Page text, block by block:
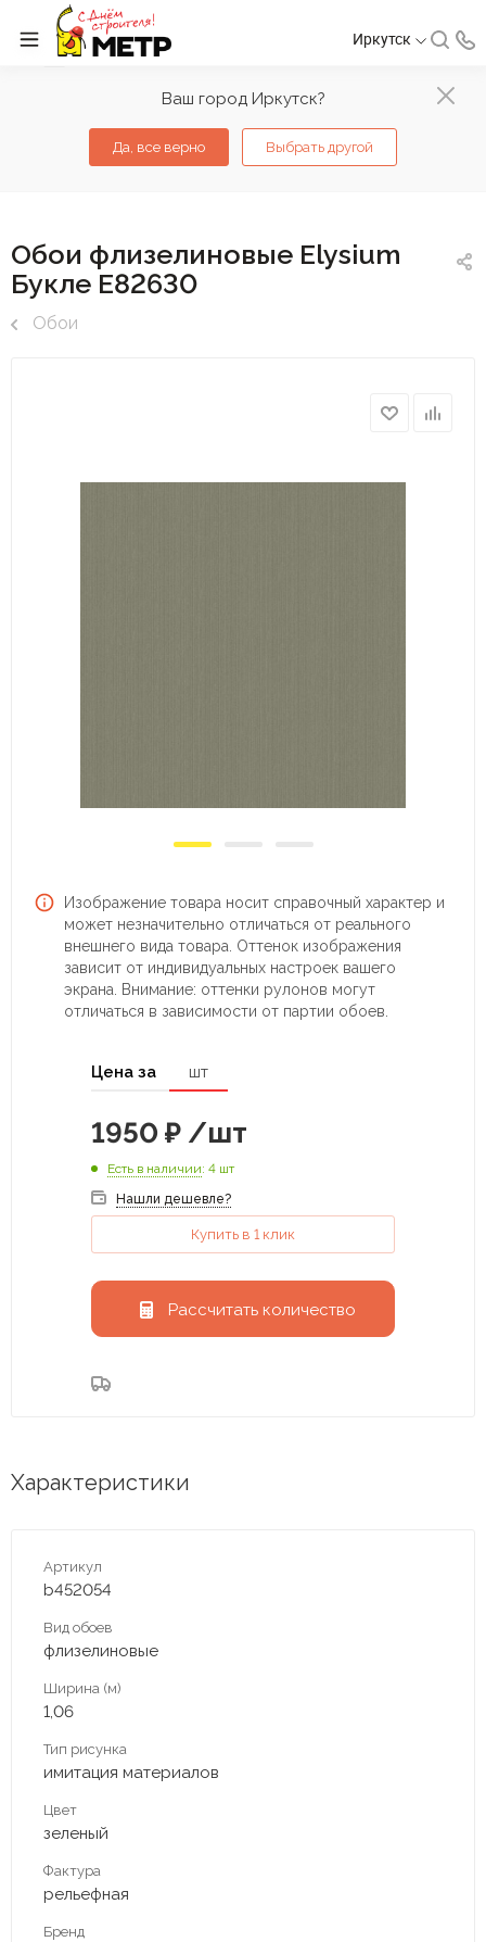
Ваш город Иркутск?
Да, все верно Выбрать другой
Иркутск
Обои флизелиновые Elysium
Букле Е82630
Обои
Изображение товара носит справочный характер и
может незначительно отличаться от реального
внешнего вида товара. Оттенок изображения
зависит от индивидуальных настроек вашего
экрана. Внимание: оттенки рулонов могут
отличаться в зависимости от партии обоев.
Цена за шт
1950 ₽ /шт
Есть в наличии: 4 шт
Нашли дешевле?
Купить в 1 клик
Рассчитать количество
Характеристики
Артикул
b452054
Вид обоев
флизелиновые
Ширина (м)
1,06
Тип рисунка
имитация материалов
Цвет
зеленый
Фактура
рельефная
Бренд